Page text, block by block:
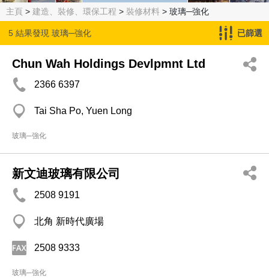
主頁 > 建造、裝修、環保工程 > 裝修材料 > 玻璃─強化
5 結果發現 玻璃─強化 已篩選
Chun Wah Holdings Devlpmnt Ltd
2366 6397
Tai Sha Po, Yuen Long
玻璃─強化
新文迪玻璃有限公司
2508 9191
北角 新時代廣場
2508 9333
玻璃─強化